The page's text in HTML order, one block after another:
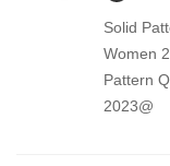
Solid
Women
Pattern
2023@